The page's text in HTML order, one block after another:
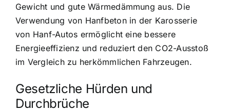
Gewicht und gute Wärmedämmung aus. Die
Verwendung von Hanfbeton in der Karosserie
von Hanf-Autos ermöglicht eine bessere
Energieeffizienz und reduziert den CO2-Ausstoß
im Vergleich zu herkömmlichen Fahrzeugen.
Gesetzliche Hürden und
Durchbrüche